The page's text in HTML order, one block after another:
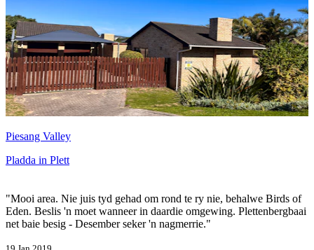
Piesang Valley
Pladda in Plett
"Mooi area. Nie juis tyd gehad om rond te ry nie, behalwe Birds of
Eden. Beslis 'n moet wanneer in daardie omgewing. Plettenbergbaai
net baie besig - Desember seker 'n nagmerrie."